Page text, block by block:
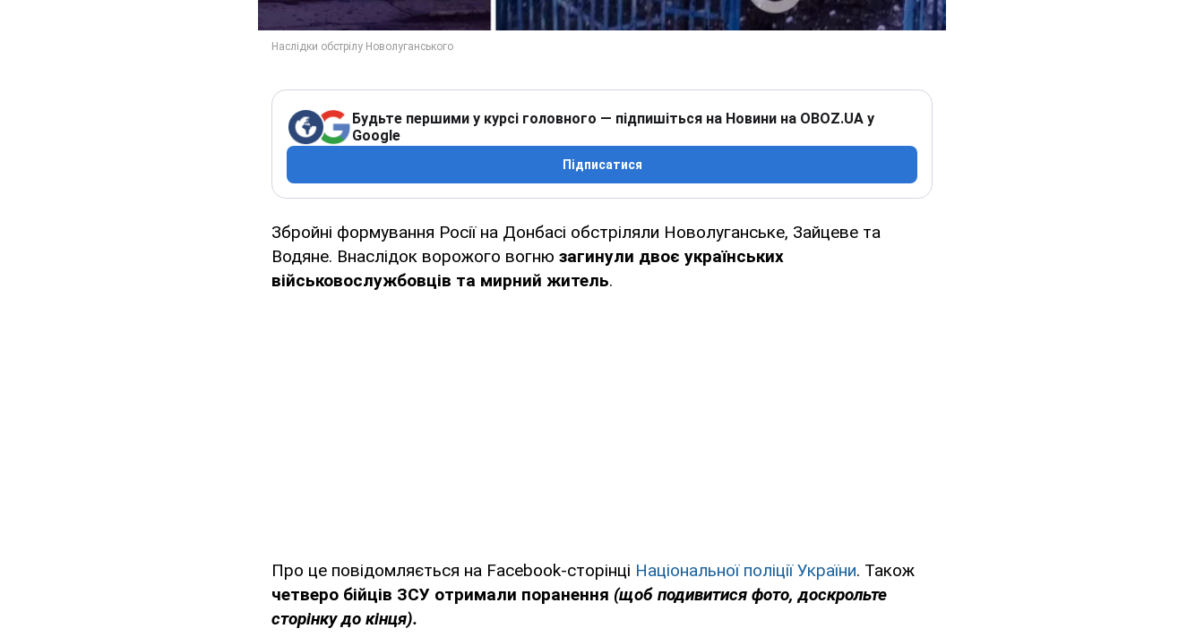
Будьте першими у курсі головного — підпишіться на Новини на OBOZ.UA у
Google
Підписатися
Збройні формування Росії на Донбасі обстріляли Новолуганське, Зайцеве та
Водяне. Внаслідок ворожого вогню загинули двоє українських
військовослужбовців та мирний житель.
Про це повідомляється на Facebook-сторінці Національної поліції України. Також
четверо бійців ЗСУ отримали поранення (щоб подивитися фото, доскрольте
сторінку до кінця).